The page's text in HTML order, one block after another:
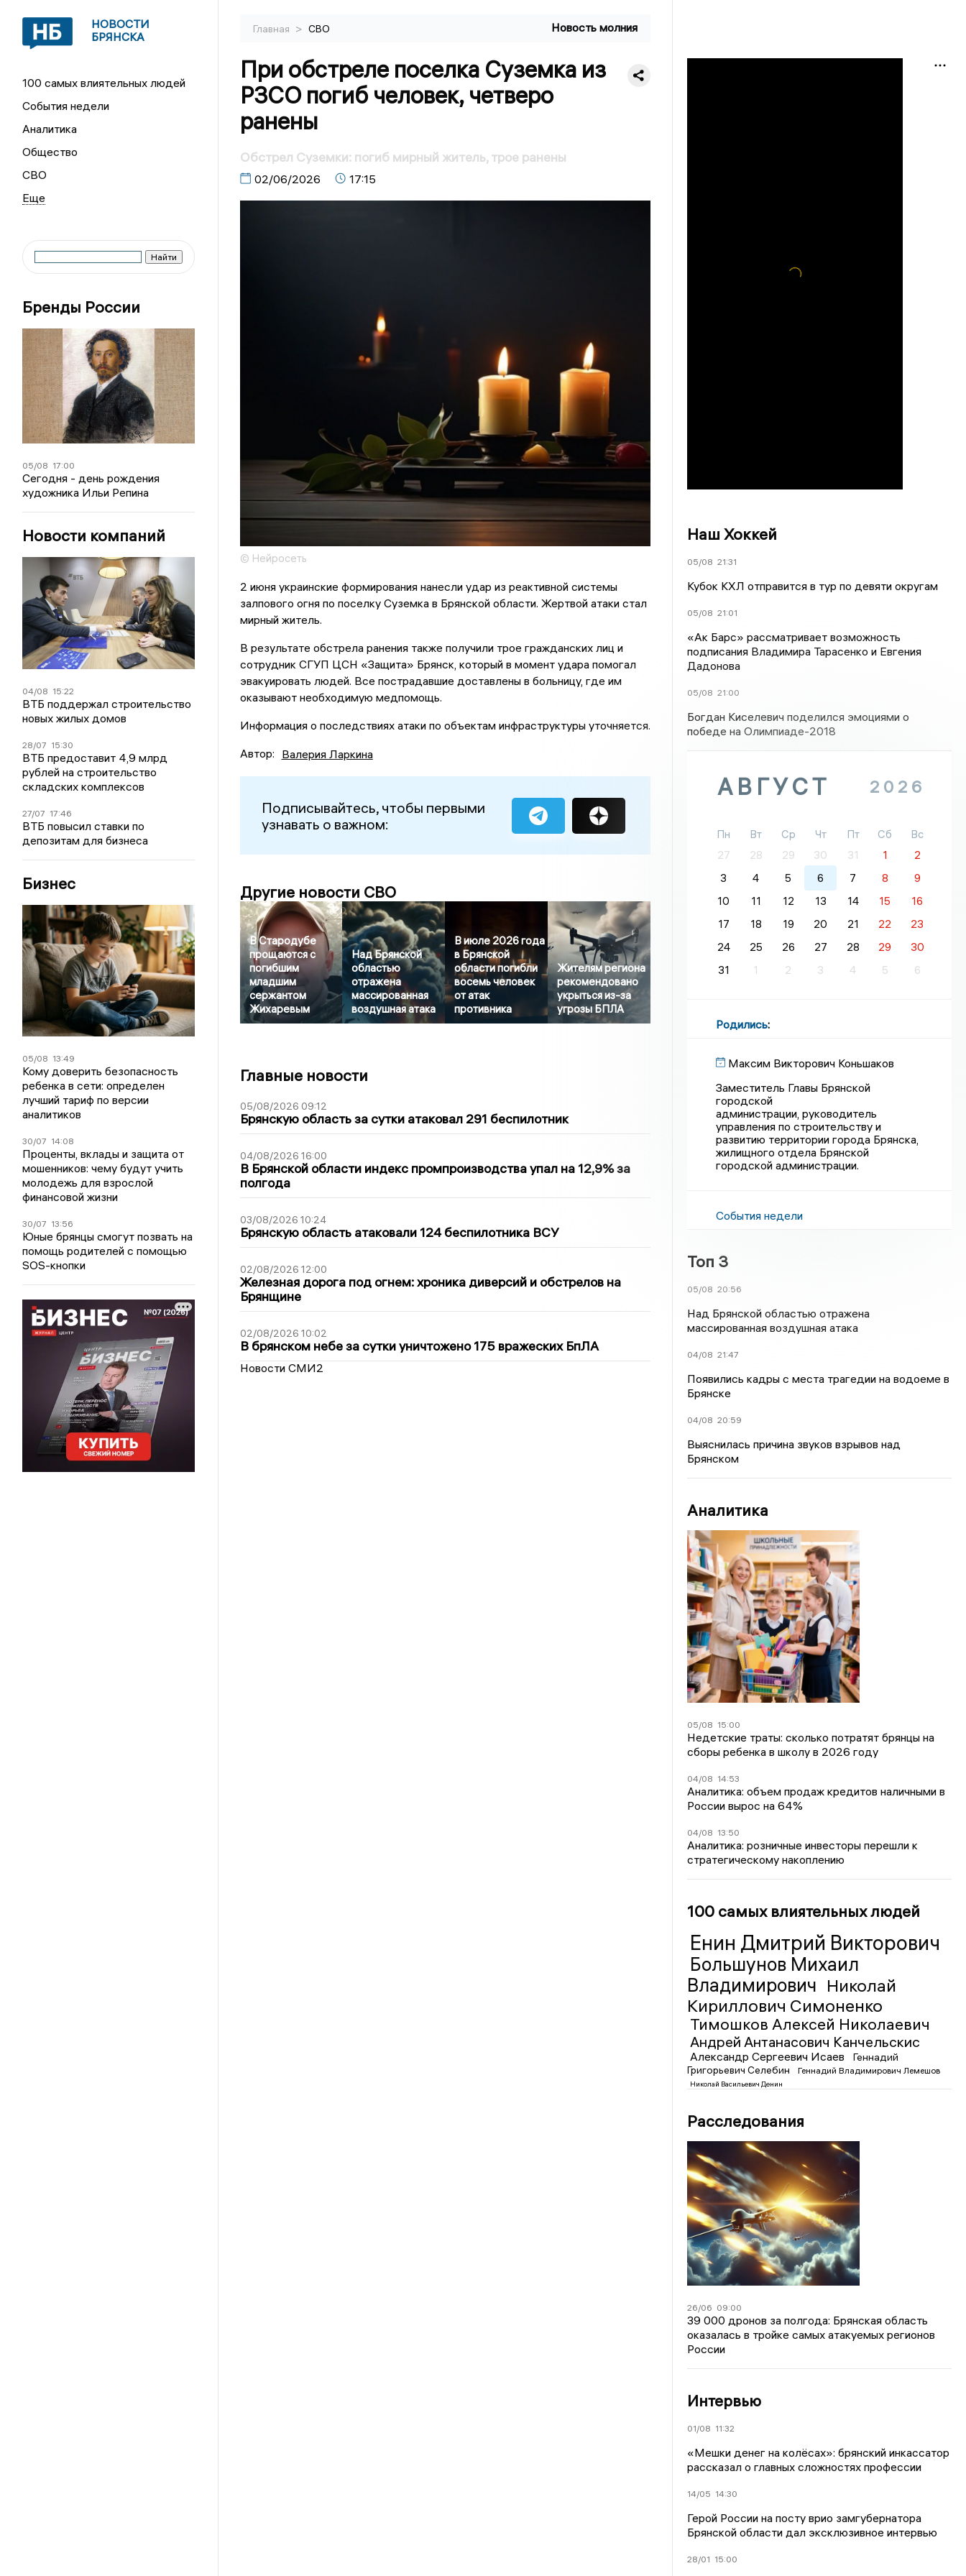
НОВОСТИ
БРЯНСКА
100 самых влиятельных людей
События недели
Аналитика
Общество
СВО
Бренды России
05/08 17:00
Сегодня - день рождения
художника Ильи Репина
Новости компаний
04/08 15:22
ВТБ поддержал строительство
новых жилых домов
28/07 15:30
ВТБ предоставит 4,9 млрд
рублей на строительство
складских комплексов
27/07 17:46
ВТБ повысил ставки по
депозитам для бизнеса
Бизнес
05/08 13:49
Кому доверить безопасность
ребенка в сети: определен
лучший тариф по версии
аналитиков
30/07 14:08
Проценты, вклады и защита от
мошенников: чему будут учить
молодежь для взрослой
финансовой жизни
30/07 13:56
Юные брянцы смогут позвать на
помощь родителей с помощью
SOS-кнопки
Главная > СВО Новость молния
При обстреле поселка Суземка из
РЗСО погиб человек, четверо
ранены
Обстрел Суземки: погиб мирный житель, трое ранены
02/06/2026 17:15
© Нейросеть
2 июня украинские формирования нанесли удар из реактивной системы
залпового огня по поселку Суземка в Брянской области. Жертвой атаки стал
мирный житель.
В результате обстрела ранения также получили трое гражданских лиц и
сотрудник СГУП ЦСН «Защита» Брянск, который в момент удара помогал
эвакуировать людей. Все пострадавшие доставлены в больницу, где им
оказывают необходимую медпомощь.
Информация о последствиях атаки по объектам инфраструктуры уточняется.
Автор: Валерия Ларкина
Подписывайтесь, чтобы первыми
узнавать о важном:
Другие новости СВО
В Стародубе
прощаются с
погибшим
младшим
сержантом
Жихаревым
Над Брянской
областью
отражена
массированная
воздушная атака
В июле 2026 года
в Брянской
области погибли
восемь человек
от атак
противника
Жителям региона
рекомендовано
укрыться из-за
угрозы БПЛА
Главные новости
05/08/2026 09:12
Брянскую область за сутки атаковал 291 беспилотник
04/08/2026 16:00
В Брянской области индекс промпроизводства упал на 12,9% за
полгода
03/08/2026 10:24
Брянскую область атаковали 124 беспилотника ВСУ
02/08/2026 12:00
Железная дорога под огнем: хроника диверсий и обстрелов на
Брянщине
02/08/2026 10:02
В брянском небе за сутки уничтожено 175 вражеских БпЛА
Новости СМИ2
Наш Хоккей
05/08 21:31
Кубок КХЛ отправится в тур по девяти округам
05/08 21:01
«Ак Барс» рассматривает возможность
подписания Владимира Тарасенко и Евгения
Дадонова
05/08 21:00
Богдан Киселевич поделился эмоциями о
победе на Олимпиаде-2018
АВГУСТ 2026
Пн Вт Ср Чт Пт Сб
Вс
27
28 29 30 31 1
2
3
4 5 6 7 8
9
10
11 12 13 14 15
16
17
18 19 20 21 22
23
24
25 26 27 28 29
30
31
1 2 3 4 5 6
Родились:
Максим Викторович Коньшаков
Заместитель Главы Брянской
городской
администрации, руководитель
управления по строительству и
развитию территории города Брянска,
жилищного отдела Брянской
городской администрации.
События недели
Топ 3
05/08 20:56
Над Брянской областью отражена
массированная воздушная атака
04/08 21:47
Появились кадры с места трагедии на водоеме в
Брянске
04/08 20:59
Выяснилась причина звуков взрывов над
Брянском
Аналитика
05/08 15:00
Недетские траты: сколько потратят брянцы на
сборы ребенка в школу в 2026 году
04/08 14:53
Аналитика: объем продаж кредитов наличными в
России вырос на 64%
04/08 13:50
Аналитика: розничные инвесторы перешли к
стратегическому накоплению
100 самых влиятельных людей
Енин Дмитрий Викторович
Большунов Михаил
Владимирович Николай
Кириллович Симоненко
Тимошков Алексей Николаевич
Андрей Антанасович Канчельскис
Александр Сергеевич Исаев
Геннадий
Григорьевич Селебин
Геннадий Владимирович Лемешов
Николай Васильевич Денин
Расследования
26/06 09:00
39 000 дронов за полгода: Брянская область
оказалась в тройке самых атакуемых регионов
России
Интервью
01/08 11:32
«Мешки денег на колёсах»: брянский инкассатор
рассказал о главных сложностях профессии
14/05 14:30
Герой России на посту врио замгубернатора
Брянской области дал эксклюзивное интервью
28/01 15:00